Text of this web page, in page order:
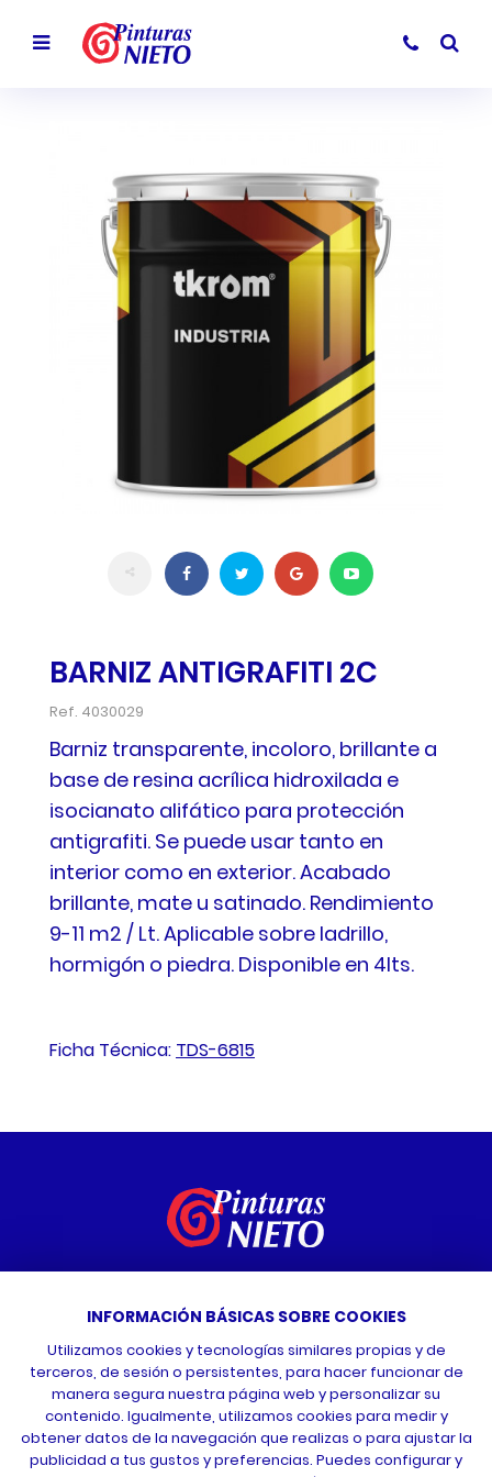
BARNIZ ANTIGRAFITI 2C
Ref. 4030029
Barniz transparente, incoloro, brillante a
base de resina acrílica hidroxilada e
isocianato alifático para protección
antigrafiti. Se puede usar tanto en
interior como en exterior. Acabado
brillante, mate u satinado. Rendimiento
9-11 m2 / Lt. Aplicable sobre ladrillo,
hormigón o piedra. Disponible en 4lts.
Ficha Técnica: TDS-6815
Contacta con nosotros
INFORMACIÓN BÁSICAS SOBRE COOKIES
Utilizamos cookies y tecnologías similares propias y de
terceros, de sesión o persistentes, para hacer funcionar de
manera segura nuestra página web y personalizar su
contenido. Igualmente, utilizamos cookies para medir y
obtener datos de la navegación que realizas o para ajustar la
publicidad a tus gustos y preferencias. Puedes configurar y